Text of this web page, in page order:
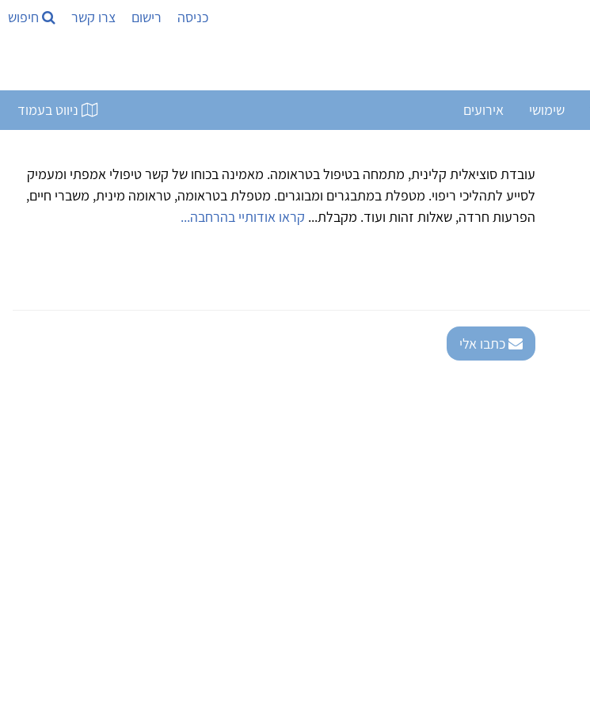
כניסה רישום צרו קשר חיפוש
שימושי אירועים ניווט בעמוד
עובדת סוציאלית קלינית, מתמחה בטיפול בטראומה. מאמינה בכוחו של קשר טיפולי אמפתי ומעמיק
לסייע לתהליכי ריפוי. מטפלת במתבגרים ומבוגרים. מטפלת בטראומה, טראומה מינית, משברי חיים,
הפרעות חרדה, שאלות זהות ועוד. מקבלת... קראו אודותיי בהרחבה...
כתבו אלי